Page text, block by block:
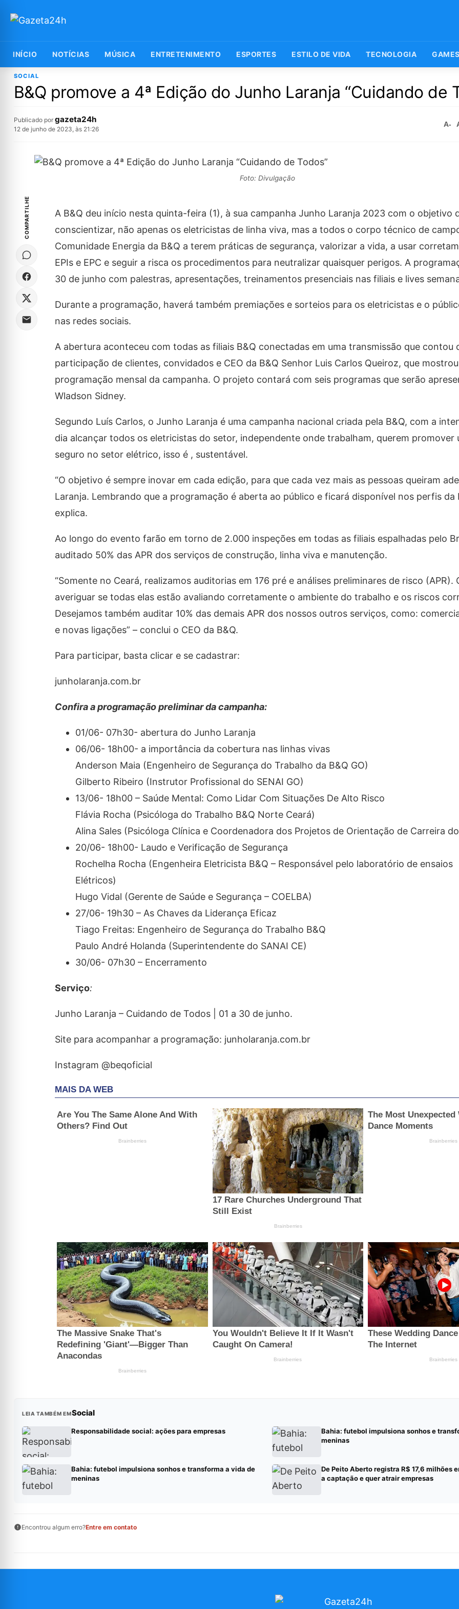
INÍCIO NOTÍCIAS MÚSICA ENTRETENIMENTO ESPORTES ESTILO DE VIDA TECNOLOGIA
SOCIAL
B&Q promove a 4ª Edição do Junho Laranja “Cuidando de
Publicado por gazeta24h
12 de junho de 2023, às 21:26
A-
Foto: Divulgação
COMPARTILHE
A B&Q deu início nesta quinta-feira (1), à sua campanha Junho Laranja 2023 com o objetivo
conscientizar, não apenas os eletricistas de linha viva, mas a todos o corpo técnico de
Comunidade Energia da B&Q a terem práticas de segurança, valorizar a vida, a usar
EPIs e EPC e seguir a risca os procedimentos para neutralizar quaisquer perigos. A
30 de junho com palestras, apresentações, treinamentos presenciais nas filiais e lives
Durante a programação, haverá também premiações e sorteios para os eletricistas e o
nas redes sociais.
A abertura aconteceu com todas as filiais B&Q conectadas em uma transmissão que contou
participação de clientes, convidados e CEO da B&Q Senhor Luis Carlos Queiroz, que
programação mensal da campanha. O projeto contará com seis programas que serão
Wladson Sidney.
Segundo Luís Carlos, o Junho Laranja é uma campanha nacional criada pela B&Q, com a
dia alcançar todos os eletricistas do setor, independente onde trabalham, querem promover
seguro no setor elétrico, isso é , sustentável.
“O objetivo é sempre inovar em cada edição, para que cada vez mais as pessoas queiram
Laranja. Lembrando que a programação é aberta ao público e ficará disponível nos perfis da
explica.
Ao longo do evento farão em torno de 2.000 inspeções em todas as filiais espalhadas pelo
auditado 50% das APR dos serviços de construção, linha viva e manutenção.
“Somente no Ceará, realizamos auditorias em 176 pré e análises preliminares de risco (APR).
averiguar se todas elas estão avaliando corretamente o ambiente do trabalho e os riscos
Desejamos também auditar 10% das demais APR dos nossos outros serviços, como:
e novas ligações” – conclui o CEO da B&Q.
Para participar, basta clicar e se cadastrar:
junholaranja.com.br
Confira a programação preliminar da campanha:
01/06- 07h30- abertura do Junho Laranja
06/06- 18h00- a importância da cobertura nas linhas vivas
Anderson Maia (Engenheiro de Segurança do Trabalho da B&Q GO)
Gilberto Ribeiro (Instrutor Profissional do SENAI GO)
13/06- 18h00 – Saúde Mental: Como Lidar Com Situações De Alto Risco
Flávia Rocha (Psicóloga do Trabalho B&Q Norte Ceará)
Alina Sales (Psicóloga Clínica e Coordenadora dos Projetos de Orientação de Carreira
20/06- 18h00- Laudo e Verificação de Segurança
Rochelha Rocha (Engenheira Eletricista B&Q – Responsável pelo laboratório de ensaios
Elétricos)
Hugo Vidal (Gerente de Saúde e Segurança – COELBA)
27/06- 19h30 – As Chaves da Liderança Eficaz
Tiago Freitas: Engenheiro de Segurança do Trabalho B&Q
Paulo André Holanda (Superintendente do SANAI CE)
30/06- 07h30 – Encerramento
Serviço:
Junho Laranja – Cuidando de Todos | 01 a 30 de junho.
Site para acompanhar a programação: junholaranja.com.br
Instagram @beqoficial
LEIA TAMBÉM EMSocial
Responsabilidade social: ações para empresas
Bahia: futebol impulsiona sonhos e
meninas
Bahia: futebol impulsiona sonhos e transforma a vida de
meninas
De Peito Aberto registra R$ 17,6 milhões
a captação e quer atrair empresas
Encontrou algum erro?Entre em contato